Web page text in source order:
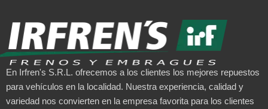
En Irfren's S.R.L. ofrecemos a los clientes los mejores repuestos
para vehículos en la localidad. Nuestra experiencia, calidad y
variedad nos convierten en la empresa favorita para los clientes